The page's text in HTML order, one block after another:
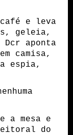
e leva
geleia,
aponta
camisa,
espia,
a mesa e
do